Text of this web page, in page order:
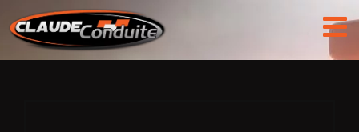
Passer
au
contenu